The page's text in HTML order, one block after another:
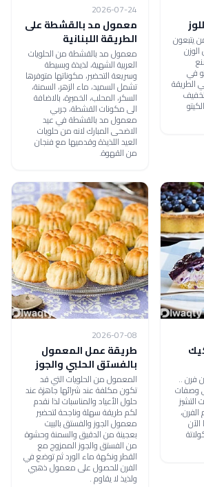
يتبعون
في
الطريقة
2026-07-24
معمول مد بالقشطة على
الطريقة اللبنانية
معمول مد بالقشطة من الحلويات
العربية الشهية، لذيذة وبسيطة
وسريعة التحضير، مكوناتها متوفرها
تشمل السميد، ماء الزهر، السمنة،
السكر، المحلب، الخميرة، بالاضافة
الى مكونات القشطة، جربي
معمول مد بالقشطة في عيد
الاضحى المبارك لانه من حلويات
العيد اللذيذة وقدميها مع فنجان
من القهوة.
فرن ..
وصفات
التشيز
2026-07-08
طريقة عمل المعمول
بالفستق الحلبي والجوز
المعمول من الحلويات التي قد
تكون مكلفة عند شرائها جاهزة عند
حلول الأعياد والمناسبات لذا نقدم
لكم طريقة سهلة وناجحة لتحضير
معمول الجوز والفستق بالبيت
بعجينة من الدقيق والسمنة وحشوة
من الفستق والجوز الممزوج مع
القطر ونكهة ماء الورد ثم توضع في
الفرن للحصول على معمول ذهبي
ولذيذ لا يقاوم .